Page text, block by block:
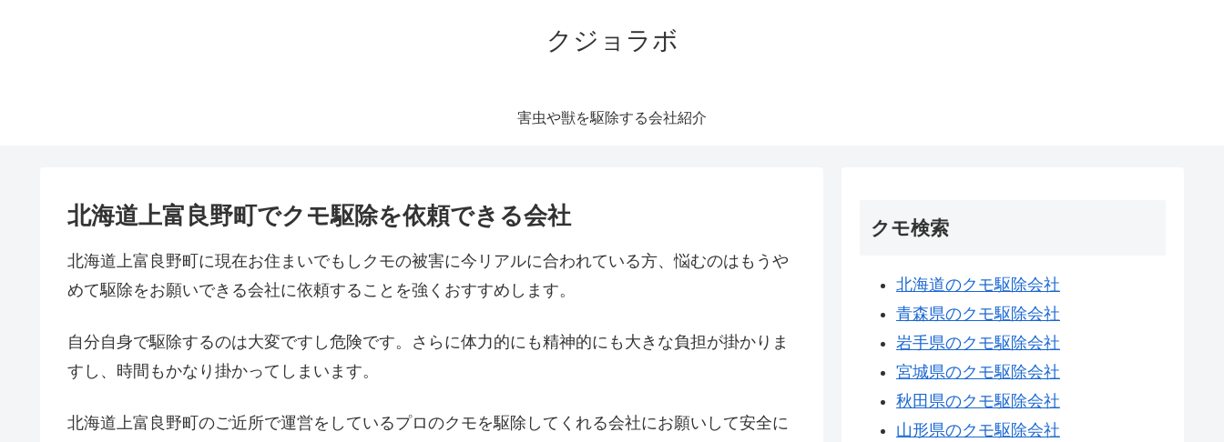
クジョラボ
害虫や獣を駆除する会社紹介
北海道上富良野町でクモ駆除を依頼できる会社
北海道上富良野町に現在お住まいでもしクモの被害に今リアルに合われている方、悩むのはもうや
めて駆除をお願いできる会社に依頼することを強くおすすめします。
自分自身で駆除するのは大変ですし危険です。さらに体力的にも精神的にも大きな負担が掛かりま
すし、時間もかなり掛かってしまいます。
北海道上富良野町のご近所で運営をしているプロのクモを駆除してくれる会社にお願いして安全に
クモ検索
北海道のクモ駆除会社
青森県のクモ駆除会社
岩手県のクモ駆除会社
宮城県のクモ駆除会社
秋田県のクモ駆除会社
山形県のクモ駆除会社